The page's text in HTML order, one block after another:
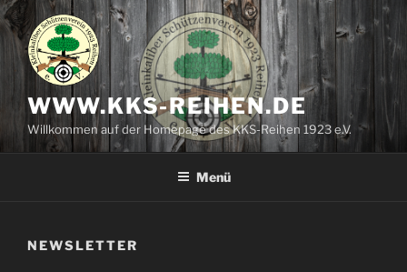
Zum
Inhalt
springen
WWW.KKS-REIHEN.DE
Willkommen auf der Homepage des KKS-Reihen 1923 e.V.
Menü
NEWSLETTER